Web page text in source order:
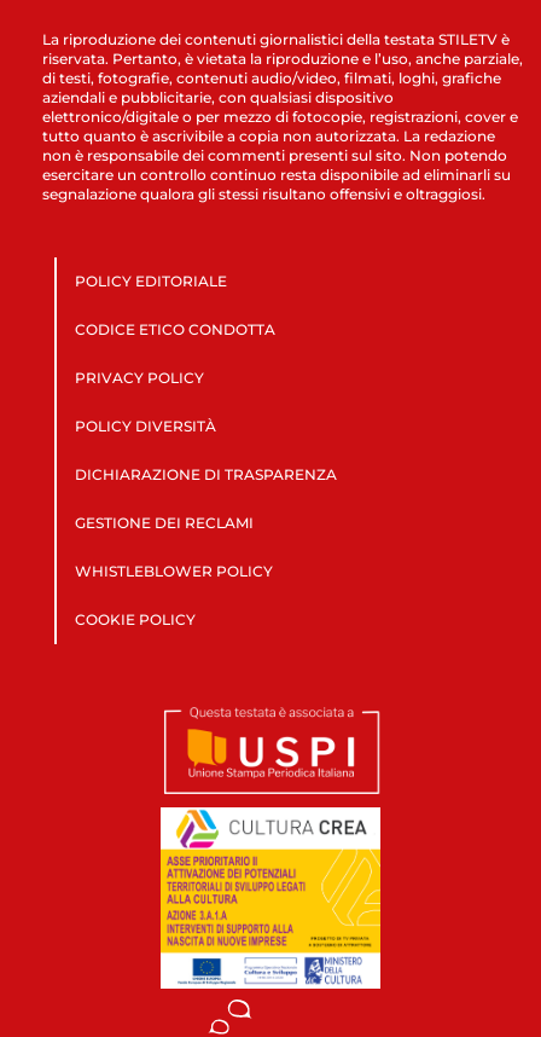
La riproduzione dei contenuti giornalistici della testata STILETV è
riservata. Pertanto, è vietata la riproduzione e l’uso, anche parziale,
di testi, fotografie, contenuti audio/video, filmati, loghi, grafiche
aziendali e pubblicitarie, con qualsiasi dispositivo
elettronico/digitale o per mezzo di fotocopie, registrazioni, cover e
tutto quanto è ascrivibile a copia non autorizzata. La redazione
non è responsabile dei commenti presenti sul sito. Non potendo
esercitare un controllo continuo resta disponibile ad eliminarli su
segnalazione qualora gli stessi risultano offensivi e oltraggiosi.
POLICY EDITORIALE
CODICE ETICO CONDOTTA
PRIVACY POLICY
POLICY DIVERSITÀ
DICHIARAZIONE DI TRASPARENZA
GESTIONE DEI RECLAMI
WHISTLEBLOWER POLICY
COOKIE POLICY